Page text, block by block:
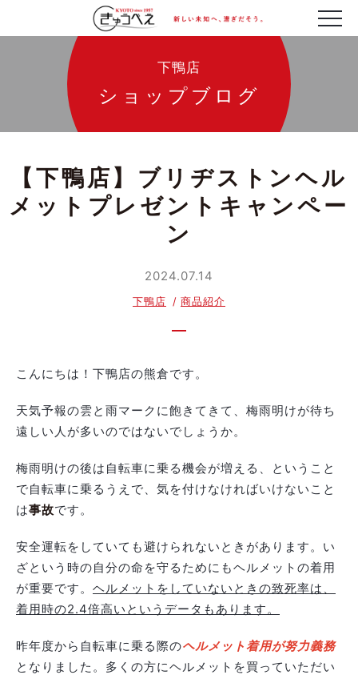
下鴨店
ショップブログ
【下鴨店】ブリヂストンヘル
メットプレゼントキャンペー
ン
2024.07.14
下鴨店 商品紹介
こんにちは！下鴨店の熊倉です。
天気予報の雲と雨マークに飽きてきて、梅雨明けが待ち
遠しい人が多いのではないでしょうか。
梅雨明けの後は自転車に乗る機会が増える、ということ
で自転車に乗るうえで、気を付けなければいけないこと
は事故です。
安全運転をしていても避けられないときがあります。い
ざという時の自分の命を守るためにもヘルメットの着用
が重要です。 ヘルメットをしていないときの致死率は、
着用時の2.4倍高いというデータもあります。
昨年度から自転車に乗る際のヘルメット着用が努力義務
となりました。多くの方にヘルメットを買っていただい